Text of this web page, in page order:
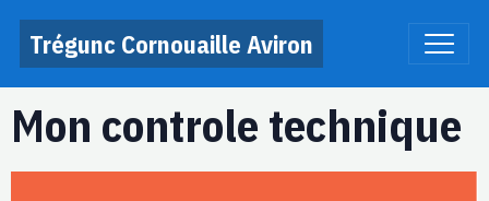
Trégunc Cornouaille Aviron
Mon controle technique